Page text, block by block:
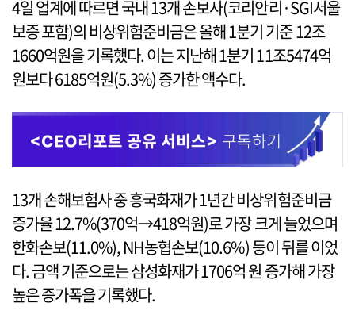
4일 업계에 따르면 국내 13개 손보사(코리안리·SGI서울
보증 포함)의 비상위험준비금은 올해 1분기 기준 12조
1660억원을 기록했다. 이는 지난해 1분기 11조5474억
원보다 6185억원(5.3%) 증가한 액수다.
13개 손해보험사 중 흥국화재가 1년간 비상위험준비금
증가율 12.7%(370억→418억원)로 가장 크게 늘었으며
한화손보(11.0%), NH농협손보(10.6%) 등이 뒤를 이었
다. 금액 기준으로는 삼성화재가 1706억 원 증가해 가장
높은 증가폭을 기록했다.